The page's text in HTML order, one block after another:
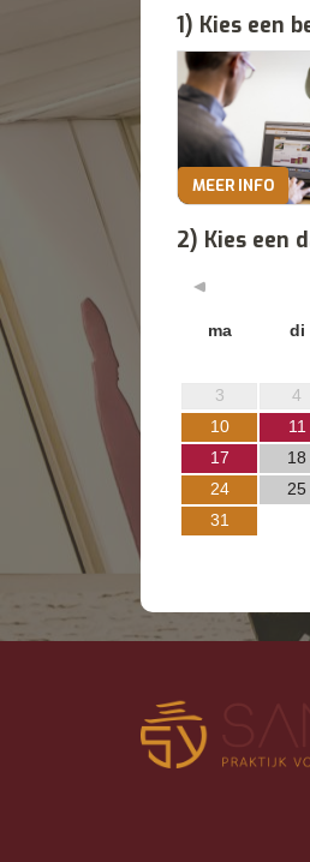
1) Kies een
MEER INFO
2) Kies een
ma di
3 4
10
11
17
18
24
25
31